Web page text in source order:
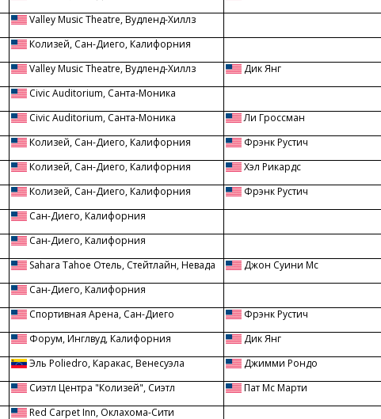
Valley Music Theatre, Вудленд-Хиллз
Колизей, Сан-Диего, Калифорния
Valley Music Theatre, Вудленд-Хиллз Дик Янг
Civic Auditorium, Санта-Моника
Civic Auditorium, Санта-Моника Ли Гроссман
Колизей, Сан-Диего, Калифорния Фрэнк Рустич
Колизей, Сан-Диего, Калифорния Хэл Рикардс
Колизей, Сан-Диего, Калифорния Фрэнк Рустич
Сан-Диего, Калифорния
Сан-Диего, Калифорния
Sahara Tahoe Отель, Стейтлайн, Невада Джон Суини Mc
Сан-Диего, Калифорния
Спортивная Арена, Сан-Диего Фрэнк Рустич
Форум, Инглвуд, Калифорния Дик Янг
Эль Poliedro, Каракас, Венесуэла Джимми Рондо
Сиэтл Центра "Колизей", Сиэтл Пат Мс Марти
Red Carpet Inn, Оклахома-Сити